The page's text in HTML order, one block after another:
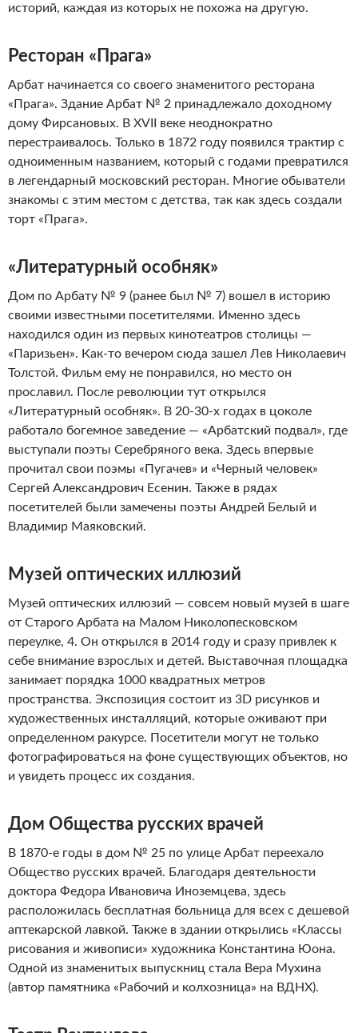
историй, каждая из которых не похожа на другую.
Ресторан «Прага»
Арбат начинается со своего знаменитого ресторана
«Прага». Здание Арбат № 2 принадлежало доходному
дому Фирсановых. В XVII веке неоднократно
перестраивалось. Только в 1872 году появился трактир с
одноименным названием, который с годами превратился
в легендарный московский ресторан. Многие обыватели
знакомы с этим местом с детства, так как здесь создали
торт «Прага».
«Литературный особняк»
Дом по Арбату № 9 (ранее был № 7) вошел в историю
своими известными посетителями. Именно здесь
находился один из первых кинотеатров столицы —
«Паризьен». Как-то вечером сюда зашел Лев Николаевич
Толстой. Фильм ему не понравился, но место он
прославил. После революции тут открылся
«Литературный особняк». В 20-30-х годах в цоколе
работало богемное заведение — «Арбатский подвал», где
выступали поэты Серебряного века. Здесь впервые
прочитал свои поэмы «Пугачев» и «Черный человек»
Сергей Александрович Есенин. Также в рядах
посетителей были замечены поэты Андрей Белый и
Владимир Маяковский.
Музей оптических иллюзий
Музей оптических иллюзий — совсем новый музей в шаге
от Старого Арбата на Малом Николопесковском
переулке, 4. Он открылся в 2014 году и сразу привлек к
себе внимание взрослых и детей. Выставочная площадка
занимает порядка 1000 квадратных метров
пространства. Экспозиция состоит из 3D рисунков и
художественных инсталляций, которые оживают при
определенном ракурсе. Посетители могут не только
фотографироваться на фоне существующих объектов, но
и увидеть процесс их создания.
Дом Общества русских врачей
В 1870-е годы в дом № 25 по улице Арбат переехало
Общество русских врачей. Благодаря деятельности
доктора Федора Ивановича Иноземцева, здесь
расположилась бесплатная больница для всех с дешевой
аптекарской лавкой. Также в здании открылись «Классы
рисования и живописи» художника Константина Юона.
Одной из знаменитых выпускниц стала Вера Мухина
(автор памятника «Рабочий и колхозница» на ВДНХ).